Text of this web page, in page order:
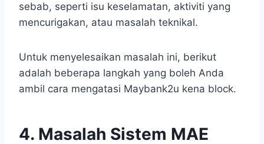
sebab, seperti isu keselamatan, aktiviti yang
mencurigakan, atau masalah teknikal.
Untuk menyelesaikan masalah ini, berikut
adalah beberapa langkah yang boleh Anda
ambil cara mengatasi Maybank2u kena block.
4. Masalah Sistem MAE